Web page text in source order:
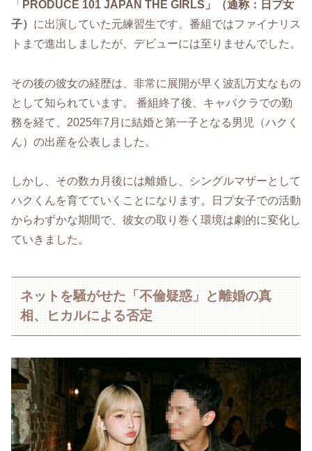
「 PRODUCE 101 JAPAN THE GIRLS」（通称：日プ女
子） に出演していた元練習生です。番組ではファイナリス
トまで進出しましたが、デビューには至りませんでした。
その後の彼女の経歴は、非常に展開が早く波乱万丈なもの
として知られています。 番組終了後、キャバクラでの勤
務を経て、2025年7月に結婚と第一子となる男児（ハクく
ん）の出産を公表しました。
しかし、その数カ月後には離婚し、シングルマザーとして
ハクくんを育てていくことになります。日プ女子での活動
からわずかな期間で、彼女の取り巻く環境は劇的に変化し
ていきました。
ネットを騒がせた「不倫疑惑」と離婚の真
相、ヒカルによる否定